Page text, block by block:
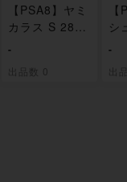
【PSA8】ヤミ
カラス S 288/
-
出品数 0
シ
-
出